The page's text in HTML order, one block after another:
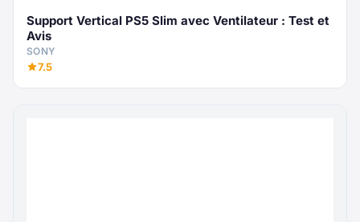
Support Vertical PS5 Slim avec Ventilateur : Test et
Avis
SONY
7.5